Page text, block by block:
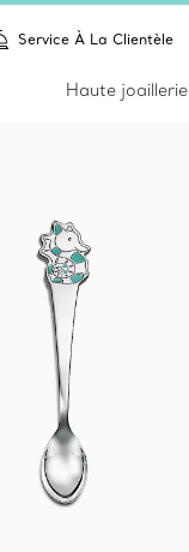
Service À La Clientèle
Haute joaillerie